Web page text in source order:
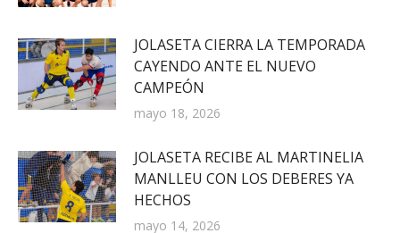
JOLASETA CIERRA LA TEMPORADA
CAYENDO ANTE EL NUEVO
CAMPEÓN
mayo 18, 2026
JOLASETA RECIBE AL MARTINELIA
MANLLEU CON LOS DEBERES YA
HECHOS
mayo 14, 2026